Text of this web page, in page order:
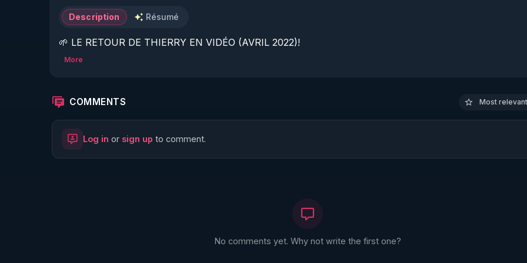
Description Résumé
🌱 LE RETOUR DE THIERRY EN VIDÉO (AVRIL 2022)!
🌱 LE MAGAZINE RÉGÉNÈRE
http://rgnr.li/ymag
More
COMMENTS Most
Log in or sign up to comment.
No comments yet. Why not write the first one?